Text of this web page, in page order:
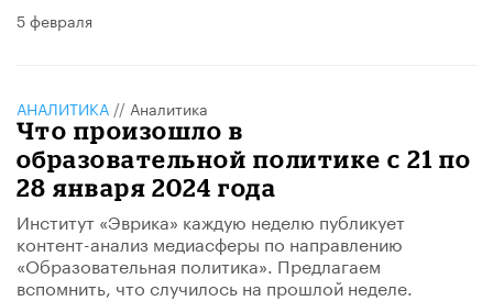
5 февраля
АНАЛИТИКА // Аналитика
Что произошло в
образовательной политике с 21 по
28 января 2024 года
Институт «Эврика» каждую неделю публикует
контент-анализ медиасферы по направлению
«Образовательная политика». Предлагаем
вспомнить, что случилось на прошлой неделе.